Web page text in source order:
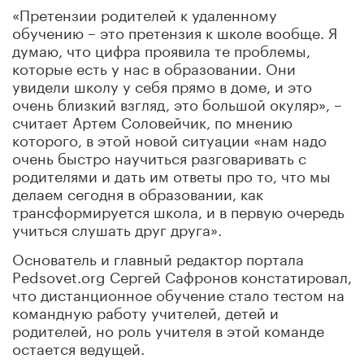
«Претензии родителей к удаленному
обучению – это претензия к школе вообще. Я
думаю, что цифра проявила те проблемы,
которые есть у нас в образовании. Они
увидели школу у себя прямо в доме, и это
очень близкий взгляд, это большой окуляр», –
считает Артем Соловейчик, по мнению
которого, в этой новой ситуации «нам надо
очень быстро научиться разговаривать с
родителями и дать им ответы про то, что мы
делаем сегодня в образовании, как
трансформируется школа, и в первую очередь
учиться слушать друг друга».
Основатель и главный редактор портала
Pedsovet.org Сергей Сафронов констатировал,
что дистанционное обучение стало тестом на
командную работу учителей, детей и
родителей, но роль учителя в этой команде
остается ведущей.